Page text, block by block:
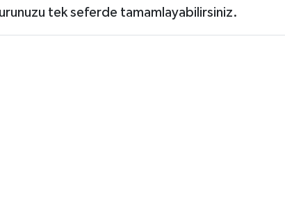
tek seferde tamamlayabilirsiniz.